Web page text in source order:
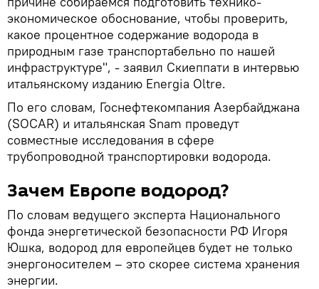
экономическое обоснование, чтобы проверить,
какое процентное содержание водорода в
природным газе транспортабельно по нашей
инфраструктуре", - заявил Скиеппати в интервью
итальянскому изданию Energia Oltre.
По его словам, Госнефтекомпания Азербайджана
(SOCAR) и итальянская Snam проведут
совместные исследования в сфере
трубопроводной транспортировки водорода.
Зачем Европе водород?
По словам ведущего эксперта Национального
фонда энергетической безопасности РФ Игоря
Юшка, водород для европейцев будет не только
энергоносителем – это скорее система хранения
энергии.